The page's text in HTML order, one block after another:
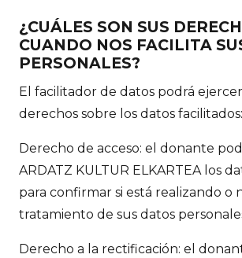
¿CUÁLES SON SUS
CUANDO NOS FACILITA
PERSONALES?
El facilitador de datos podrá
derechos sobre los datos facilitados:
Derecho de acceso: el donante
ARDATZ KULTUR ELKARTEA los
para confirmar si está realizando o
tratamiento de sus datos
Derecho a la rectificación: el